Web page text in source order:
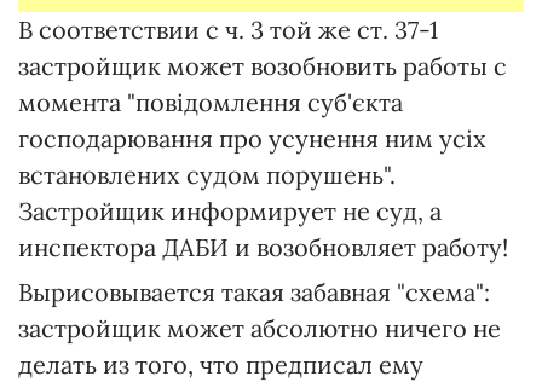
В соответствии с ч. 3 той же ст. 37-1
застройщик может возобновить работы с
момента "повідомлення суб'єкта
господарювання про усунення ним усіх
встановлених судом порушень".
Застройщик информирует не суд, а
инспектора ДАБИ и возобновляет работу!
Вырисовывается такая забавная "схема":
застройщик может абсолютно ничего не
делать из того, что предписал ему